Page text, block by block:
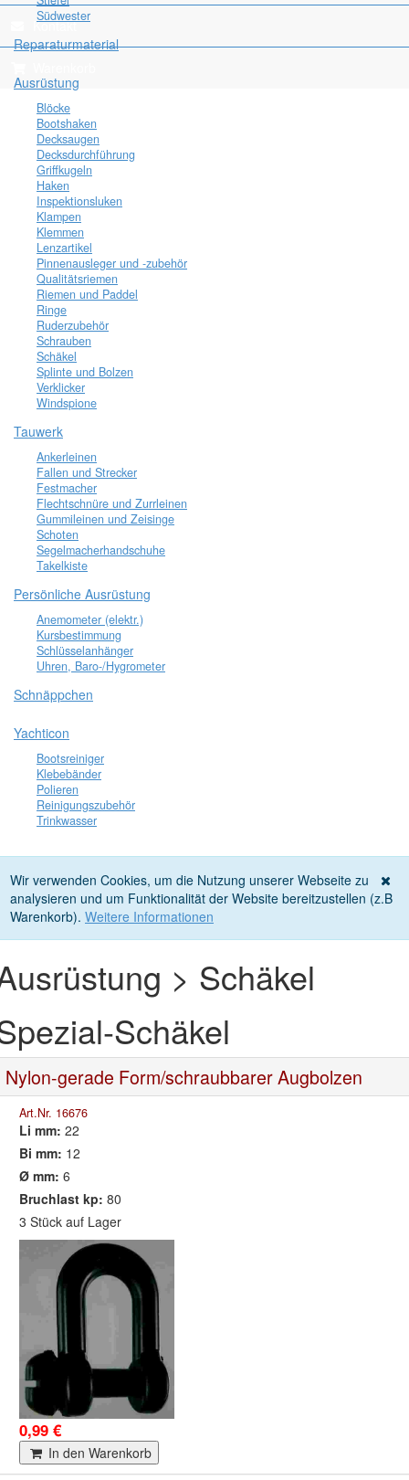
Kontakt
Südwester
Reparaturmaterial
Ausrüstung
Blöcke
Bootshaken
Decksaugen
Decksdurchführung
Griffkugeln
Haken
Inspektionsluken
Klampen
Klemmen
Lenzartikel
Pinnenausleger und -zubehör
Qualitätsriemen
Riemen und Paddel
Ringe
Ruderzubehör
Schrauben
Schäkel
Splinte und Bolzen
Verklicker
Windspione
Tauwerk
Ankerleinen
Fallen und Strecker
Festmacher
Flechtschnüre und Zurrleinen
Gummileinen und Zeisinge
Schoten
Segelmacherhandschuhe
Takelkiste
Persönliche Ausrüstung
Anemometer (elektr.)
Kursbestimmung
Schlüsselanhänger
Uhren, Baro-/Hygrometer
Schnäppchen
Yachticon
Bootsreiniger
Klebebänder
Polieren
Reinigungszubehör
Trinkwasser
Wir verwenden Cookies, um die Nutzung unserer Webseite zu
analysieren und um Funktionalität der Website bereitzustellen (z.B
Warenkorb). Weitere Informationen
> Schäkel
Schäkel
Nylon-gerade Form/schraubbarer Augbolzen
Art.Nr. 16676
Li mm: 22
Bi mm: 12
Ø mm: 6
Bruchlast kp: 80
3 Stück auf Lager
0,99 €
In den Warenkorb